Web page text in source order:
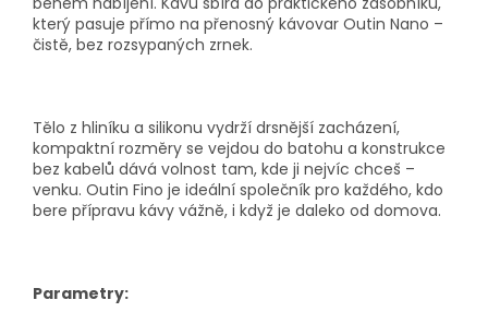
který pasuje přímo na přenosný kávovar Outin Nano –
čistě, bez rozsypaných zrnek.
Tělo z hliníku a silikonu vydrží drsnější zacházení,
kompaktní rozměry se vejdou do batohu a konstrukce
bez kabelů dává volnost tam, kde ji nejvíc chceš –
venku. Outin Fino je ideální společník pro každého, kdo
bere přípravu kávy vážně, i když je daleko od domova.
Parametry: